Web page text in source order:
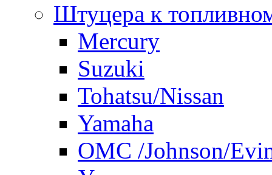
Штуцера к
Mercury
Suzuki
Tohatsu/Nissan
Yamaha
ОМС /Johnson/